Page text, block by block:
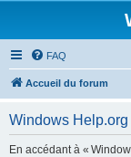
FAQ
Accueil du forum
Windows Help.org
En accédant à «